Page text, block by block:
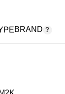
BRAND